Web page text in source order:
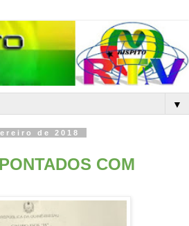
▼
de 2018
COM